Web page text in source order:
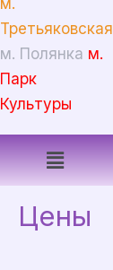
Третьяковская
м. Полянка м.
Парк
Культуры
Меню
Цены